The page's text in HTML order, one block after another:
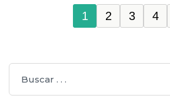
1 2 3 4